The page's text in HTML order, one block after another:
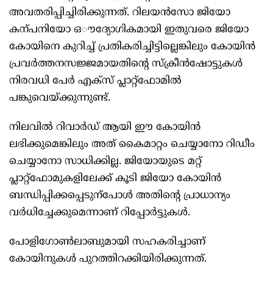
അവതരിപ്പിച്ചിരിക്കുന്നത്. റിലയൻസോ ജിയോ
കന്പനിയോ ഒൗദ്യോഗികമായി ഇതുവരെ ജിയോ
കോയിനെ കുറിച്ച് പ്രതികരിച്ചിട്ടില്ലെങ്കിലും കോയിൻ
പ്രവർത്തനസജ്ജമായതിന്‍റെ സ്ക്രീൻഷോട്ടുകൾ
നിരവധി പേർ എക്സ് പ്ലാറ്റ്ഫോമിൽ
പങ്കുവെയ്ക്കുന്നുണ്ട്.
നിലവിൽ റിവാർഡ് ആയി ഈ കോയിൻ
ലഭിക്കുമെങ്കിലും അത് കൈമാറ്റം ചെയ്യാനോ റിഡീം
ചെയ്യാനോ സാധിക്കില്ല. ജിയോയുടെ മറ്റ്
പ്ലാറ്റ്ഫോമുകളിലേക്ക് കൂടി ജിയോ കോയിൻ
ബന്ധിപ്പിക്കപ്പെടുന്പോൾ അതിന്‍റെ പ്രാധാന്യം
വർധിച്ചേക്കുമെന്നാണ് റിപ്പോർട്ടുകൾ.
പോളിഗോണ്‍ലാബുമായി സഹകരിച്ചാണ്
കോയിനുകൾ പുറത്തിറക്കിയിരിക്കുന്നത്.